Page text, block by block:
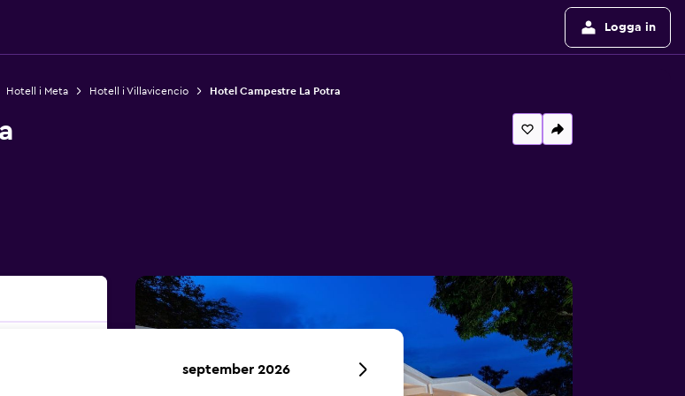
Logga in
Hotell i Meta Hotell i Villavicencio Hotel Campestre La Potra
september 2026